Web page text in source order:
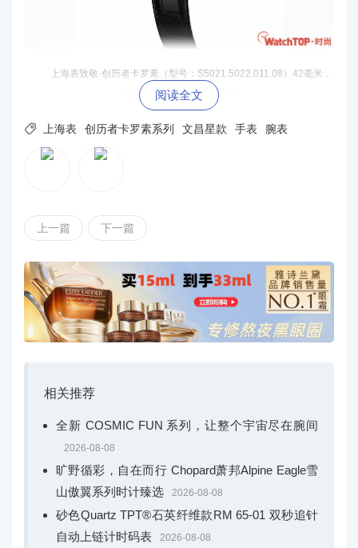
上海表致敬·创历者卡罗素（型号：S5021.5022.011.08）42毫米，
精钢表壳搭配黑色牛皮表带
上海表致敬·创历者卡罗素文昌星款，承袭传统星象文
化之精髓，将文昌六星的祥瑞寓意融入精湛制表工艺之
下更显神秘深邃。随着一小时旋转一圈的卡罗素表盘徐徐
旋转，文昌六星在腕间循迹流转，以星为引，福泽相随，
照亮创历者的永恒征途。
上海表致敬·创历者卡罗素文昌星款以砂金石打造，饰有六颗钻石镶
嵌
阅读全文
 上海表 创历者卡罗素系列 文昌星款 手表 腕表
上一篇 下一篇
相关推荐
全新 COSMIC FUN 系列，让整个宇宙尽在腕间
2026-08-08
旷野循彩，自在而行 Chopard萧邦Alpine Eagle雪
山傲翼系列时计臻选
2026-08-08
砂色Quartz TPT®石英纤维款RM 65-01 双秒追针
自动上链计时码表
2026-08-08